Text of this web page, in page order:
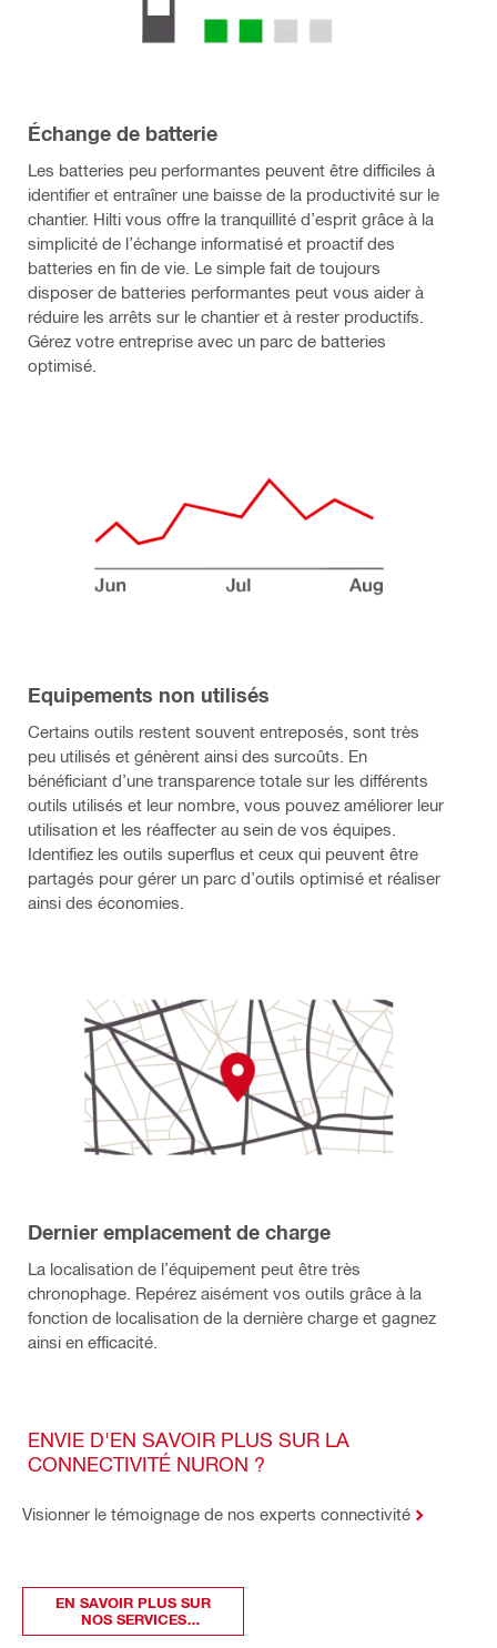
Échange de batterie
Les batteries peu performantes peuvent être difficiles à
identifier et entraîner une baisse de la productivité sur le
chantier. Hilti vous offre la tranquillité d’esprit grâce à la
simplicité de l’échange informatisé et proactif des
batteries en fin de vie. Le simple fait de toujours
disposer de batteries performantes peut vous aider à
réduire les arrêts sur le chantier et à rester productifs.
Gérez votre entreprise avec un parc de batteries
optimisé.
Equipements non utilisés
Certains outils restent souvent entreposés, sont très
peu utilisés et génèrent ainsi des surcoûts. En
bénéficiant d’une transparence totale sur les différents
outils utilisés et leur nombre, vous pouvez améliorer leur
utilisation et les réaffecter au sein de vos équipes.
Identifiez les outils superflus et ceux qui peuvent être
partagés pour gérer un parc d’outils optimisé et réaliser
ainsi des économies.
Dernier emplacement de charge
La localisation de l’équipement peut être très
chronophage. Repérez aisément vos outils grâce à la
fonction de localisation de la dernière charge et gagnez
ainsi en efficacité.
ENVIE D'EN SAVOIR PLUS SUR LA
CONNECTIVITÉ NURON ?
Visionner le témoignage de nos experts connectivité
EN SAVOIR PLUS SUR
NOS SERVICES
EXCLUSIFS NURON